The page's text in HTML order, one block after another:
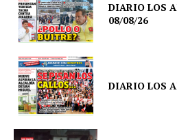
DIARIO LOS
08/08/26
DIARIO LOS